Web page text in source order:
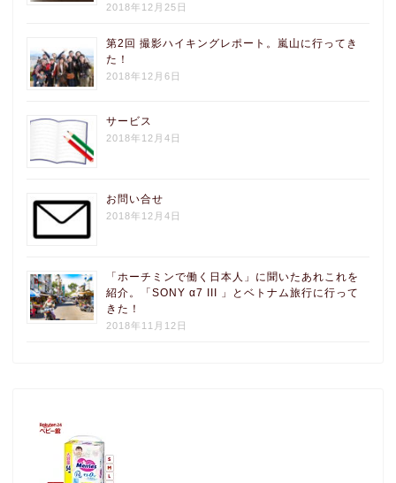
2018年12月25日
第2回 撮影ハイキングレポート。嵐山に行ってき
た！
2018年12月6日
サービス
2018年12月4日
お問い合せ
2018年12月4日
「ホーチミンで働く日本人」に聞いたあれこれを
紹介。「SONY α7 III 」とベトナム旅行に行って
きた！
2018年11月12日